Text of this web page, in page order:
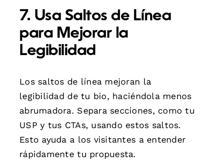
7. Usa Saltos de Línea
para Mejorar la
Legibilidad
Los saltos de línea mejoran la
legibilidad de tu bio, haciéndola menos
abrumadora. Separa secciones, como tu
USP y tus CTAs, usando estos saltos.
Esto ayuda a los visitantes a entender
rápidamente tu propuesta.